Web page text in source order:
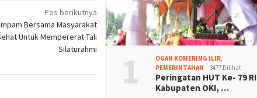
Pos berikutnya
Bersama Masyarakat
Untuk Mempererat Tali
Silaturahmi
1 OGAN KOMERING ILIR,
PEMERINTAHAN
3477 Dilihat
Peringatan HUT Ke- 79 RI
Kabupaten OKI, …